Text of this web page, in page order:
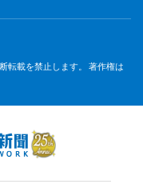
転載を禁止します。 著作権は